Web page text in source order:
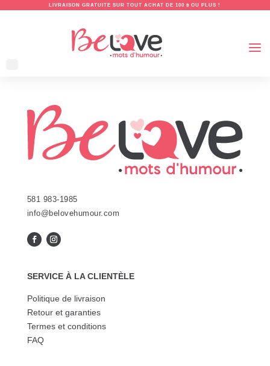
LIVRAISON GRATUITE SUR TOUT ACHAT DE 100 $ OU PLUS !
581 983-1985
info@belovehumour.com
SERVICE À LA CLIENTÈLE
Politique de livraison
Retour et garanties
Termes et conditions
FAQ